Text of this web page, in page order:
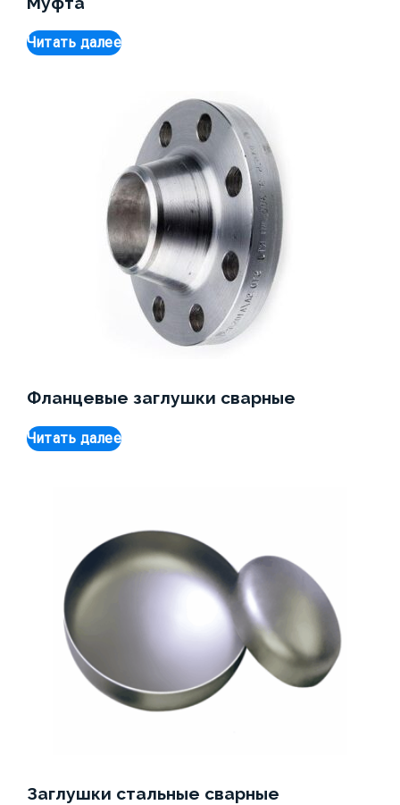
Читать далее
Фланцевые заглушки сварные
Читать далее
Заглушки стальные сварные